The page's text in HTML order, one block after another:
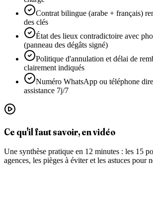
Contrat bilingue (arabe + français)
des clés
État des lieux contradictoire avec
(panneau des dégâts signé)
Politique d'annulation et délai de
clairement indiqués
Numéro WhatsApp ou téléphone
assistance 7j/7
Ce qu'il faut savoir, en vidéo
Une synthèse pratique en 12 minutes : les 15
agences, les pièges à éviter et les astuces pour